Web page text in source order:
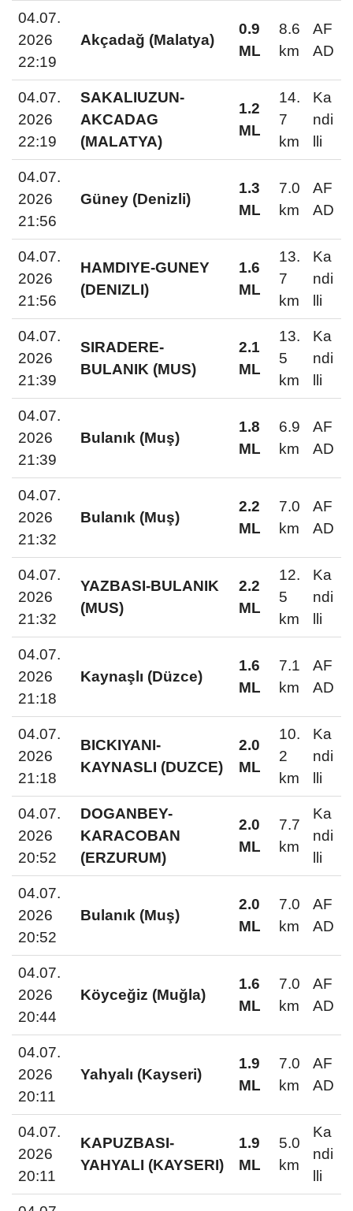
04.07.
2026
22:19
Akçadağ (Malatya)
0.9
ML
8.6
km
AF
AD
04.07.
2026
22:19
SAKALIUZUN-
AKCADAG
(MALATYA)
1.2
ML
14.
7
km
Ka
ndi
lli
04.07.
2026
21:56
Güney (Denizli)
1.3
ML
7.0
km
AF
AD
04.07.
2026
21:56
HAMDIYE-GUNEY
(DENIZLI)
1.6
ML
13.
7
km
Ka
ndi
lli
04.07.
2026
21:39
SIRADERE-
BULANIK (MUS)
2.1
ML
13.
5
km
Ka
ndi
lli
04.07.
2026
21:39
Bulanık (Muş)
1.8
ML
6.9
km
AF
AD
04.07.
2026
21:32
Bulanık (Muş)
2.2
ML
7.0
km
AF
AD
04.07.
2026
21:32
YAZBASI-BULANIK
(MUS)
2.2
ML
12.
5
km
Ka
ndi
lli
04.07.
2026
21:18
Kaynaşlı (Düzce)
1.6
ML
7.1
km
AF
AD
04.07.
2026
21:18
BICKIYANI-
KAYNASLI (DUZCE)
2.0
ML
10.
2
km
Ka
ndi
lli
04.07.
2026
20:52
DOGANBEY-
KARACOBAN
(ERZURUM)
2.0
ML
7.7
km
Ka
ndi
lli
04.07.
2026
20:52
Bulanık (Muş)
2.0
ML
7.0
km
AF
AD
04.07.
2026
20:44
Köyceğiz (Muğla)
1.6
ML
7.0
km
AF
AD
04.07.
2026
20:11
Yahyalı (Kayseri)
1.9
ML
7.0
km
AF
AD
04.07.
2026
20:11
KAPUZBASI-
YAHYALI (KAYSERI)
1.9
ML
5.0
km
Ka
ndi
lli